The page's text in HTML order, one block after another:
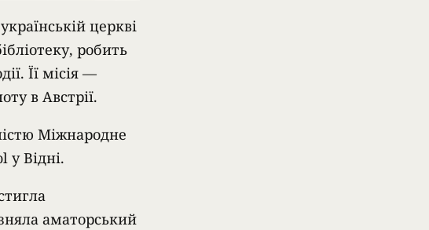
церкві
робить
Її місія —
в Австрії.
Міжнародне
у Відні.
аматорський